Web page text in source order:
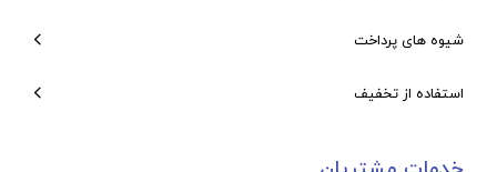
شیوه های پرداخت
استفاده از تخفیف